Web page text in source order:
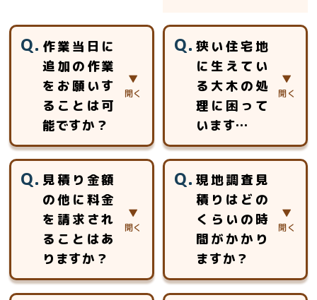
作業当日に
追加の作業
をお願いす
ることは可
能ですか？
積りをさせて頂き
ご対応させていた
だきます。
狭い住宅地
に生えてい
る大木の処
理に困って
います…
高所作業車等が使
用できない場所で
も、ロープを使用
した特殊伐採で対
応いたします。ロ
別教育を受けた作
見積り金額
の他に料金
を請求され
ることはあ
りますか？
現地調査見
積りはどの
くらいの時
間がかかり
ますか？